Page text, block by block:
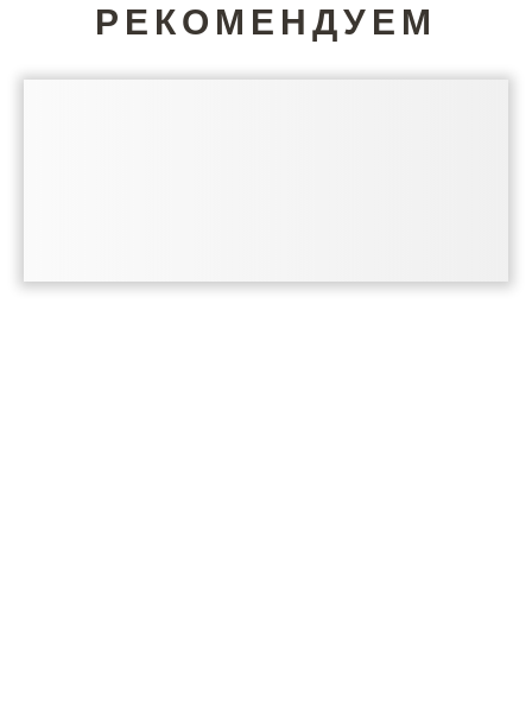
РЕКОМЕНДУЕМ